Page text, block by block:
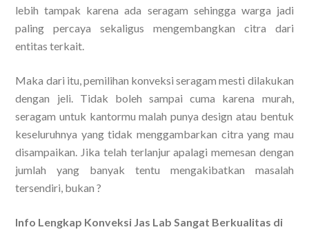
lebih tampak karena ada seragam sehingga warga jadi
paling percaya sekaligus mengembangkan citra dari
entitas terkait.
Maka dari itu, pemilihan konveksi seragam mesti dilakukan
dengan jeli. Tidak boleh sampai cuma karena murah,
seragam untuk kantormu malah punya design atau bentuk
keseluruhnya yang tidak menggambarkan citra yang mau
disampaikan. Jika telah terlanjur apalagi memesan dengan
jumlah yang banyak tentu mengakibatkan masalah
tersendiri, bukan ?
Info Lengkap Konveksi Jas Lab Sangat Berkualitas di